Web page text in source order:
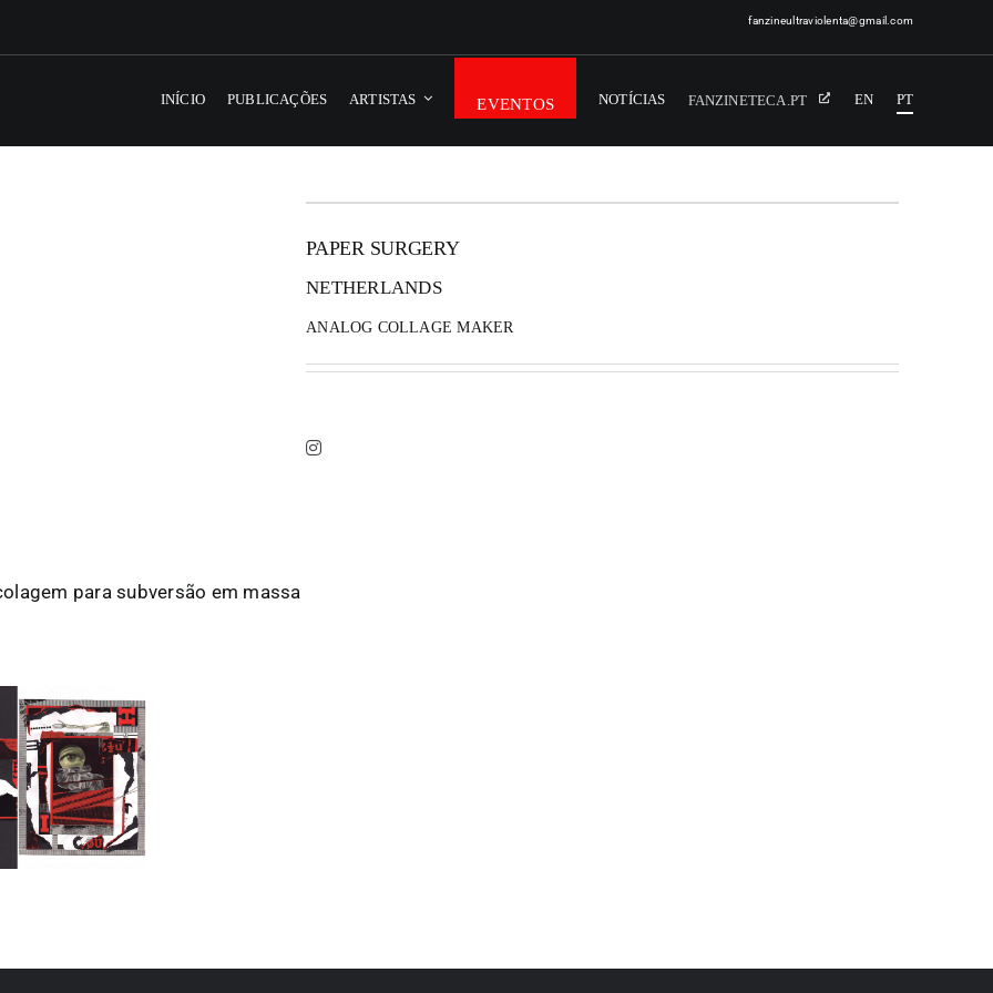
fanzineultraviolenta@gmail.com
INÍCIO PUBLICAÇÕES ARTISTAS EVENTOS NOTÍCIAS FANZINETECA.PT EN PT
PAPER SURGERY
NETHERLANDS
ANALOG COLLAGE MAKER
para subversão em massa